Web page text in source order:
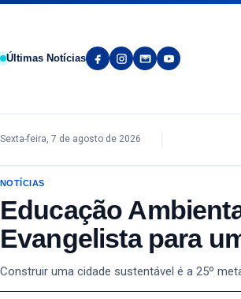
Pular para o conteúdo
Últimas Notícias
Sexta-feira, 7 de agosto de 2026
NOTÍCIAS
Educação
Evangelista para
Construir uma cidade sustentável é a 25º